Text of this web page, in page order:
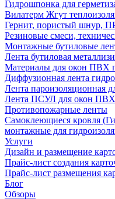
Гидрошпонка для
Вилатерм Жгут
Гернит, пористый шнур,
Резиновые смеси,
Монтажные бутиловые
Лента бутиловая
Материалы для окон ПВХ
Диффузионная лента
Лента пароизоляционная
Лента ПСУЛ для окон ПВХ
Противопожарные ленты
Самоклеющиеся кровля
монтажные для
Услуги
Дизайн и размещение
Прайс-лист создания
Прайс-лист размещения
Блог
Обзоры